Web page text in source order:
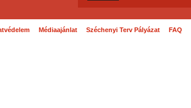
Médiaajánlat Széchenyi Terv Pályázat FAQ